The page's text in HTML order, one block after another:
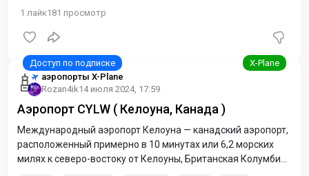
1 лайк181 просмотр
аэропорты X-Plane
Rozan4ik14 июля 2024, 17:59
Аэропорт CYLW ( Келоуна, Канада )
Международный аэропорт Келоуна — канадский аэропорт,
расположенный примерно в 10 минутах или 6,2 морских
милях к северо-востоку от Келоуны, Британская Колумбия,